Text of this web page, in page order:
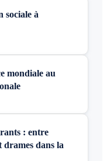
sociale à
mondiale au
: entre
drames dans la